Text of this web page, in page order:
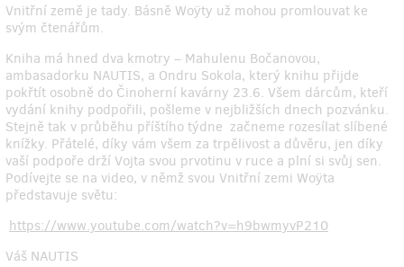
Vnitřní země je tady. Básně Woÿty už mohou promlouvat ke
svým čtenářům.
Kniha má hned dva kmotry – Mahulenu Bočanovou,
ambasadorku NAUTIS, a Ondru Sokola, který knihu přijde
pokřtít osobně do Činoherní kavárny 23.6. Všem dárcům, kteří
vydání knihy podpořili, pošleme v nejbližších dnech pozvánku.
Stejně tak v průběhu příštího týdne začneme rozesílat slíbené
knížky. Přátelé, díky vám všem za trpělivost a důvěru, jen díky
vaší podpoře drží Vojta svou prvotinu v ruce a plní si svůj sen.
Podívejte se na video, v němž svou Vnitřní zemi Woÿta
představuje světu:
https://www.youtube.com/watch?v=h9bwmyvP210
Váš NAUTIS